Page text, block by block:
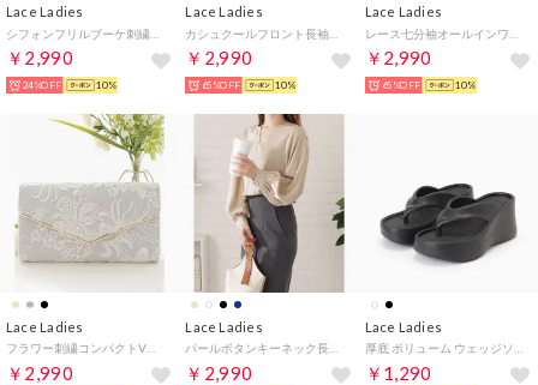
Lace Ladies
￥2,990
24%OFF 10%
Lace Ladies
￥2,990
65%OFF 10%
Lace Ladies
￥2,990
65%OFF 10%
Lace Ladies
￥2,990
Lace Ladies
￥2,990
Lace Ladies
￥1,290